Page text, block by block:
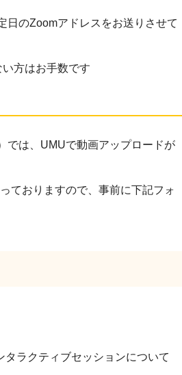
日のZoomアドレスをお送りさせて
方はお手数です
では、UMUで動画アップロードが
ておりますので、事前に下記フォ
タラクティブセッションについて